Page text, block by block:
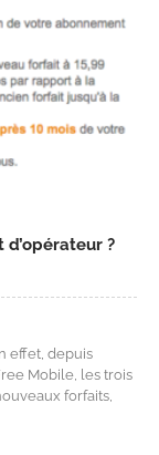
d’opérateur ?
effet, depuis
Mobile, les trois
forfaits,